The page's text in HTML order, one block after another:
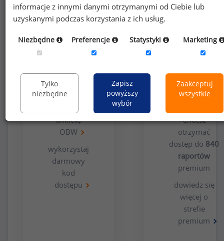
bezpłatna
ankietę
OBW
wykorzystaj
darmowy
kod
dostępu
użytkowników
premium
Chcesz
otrzymać
dostęp do 840
raportów
premium
dowiedz się
więcej o
strefie
premium
informacje z innymi danymi otrzymanymi od Ciebie lub
uzyskanymi podczas korzystania z ich usług.
Niezbędne Preferencje Statystyki Marketing
Tylko
niezbędne
Zapisz
powyższy
wybór
Zaakceptuj
wszystkie